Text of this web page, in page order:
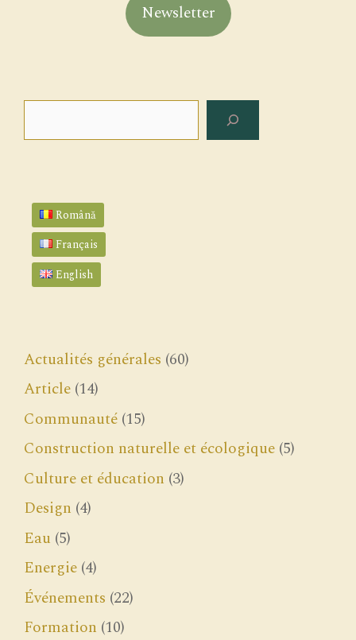
Newsletter
Română
Français
English
Actualités générales (60)
Article (14)
Communauté (15)
Construction naturelle et écologique (5)
Culture et éducation (3)
Design (4)
Eau (5)
Energie (4)
Événements (22)
Formation (10)